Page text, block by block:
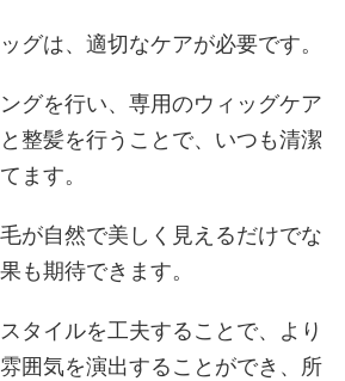
グは、適切なケアが必要です。
グを行い、専用のウィッグケア
整髪を行うことで、いつも清潔
ます。
が自然で美しく見えるだけでな
も期待できます。
タイルを工夫することで、より
囲気を演出することができ、所